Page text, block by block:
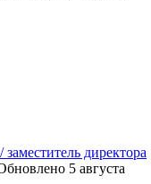
директора
5 августа